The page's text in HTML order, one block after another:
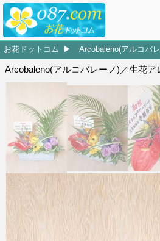
お花ドットコム Arcobaleno(アルコバ
Arcobaleno(アルコバレーノ)／生花ア